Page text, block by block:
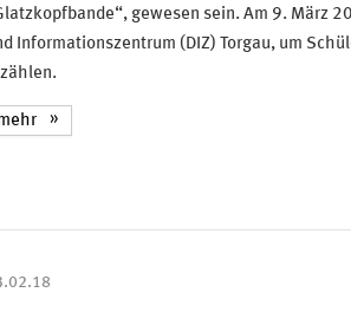
gewesen sein. Am 9. März
Informationszentrum (DIZ) Torgau, um